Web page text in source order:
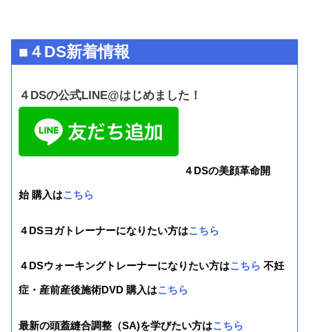
■４DS新着情報
４DSの公式LINE@はじめました！
４DSの美顔革命開
始 購入はこちら
４DSヨガトレーナーになりたい方はこちら
４DSウォーキングトレーナーになりたい方はこちら 不妊
症・産前産後施術DVD 購入はこちら
最新の頭蓋縫合調整（SA)を学びたい方はこちら